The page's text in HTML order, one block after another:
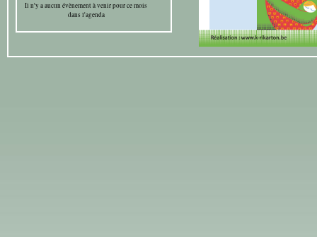
Il n'y a aucun évènement à venir pour ce mois
dans l'agenda